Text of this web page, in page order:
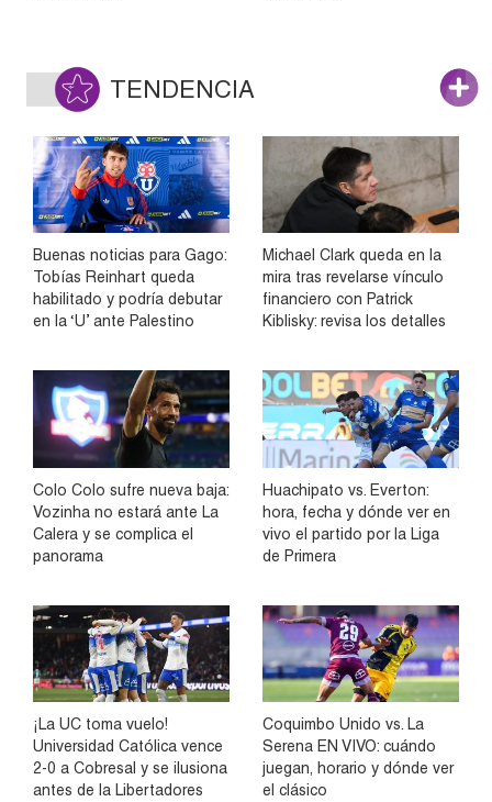
TENDENCIA
Buenas noticias para Gago:
Tobías Reinhart queda
habilitado y podría debutar
en la ‘U’ ante Palestino
Michael Clark queda en la
mira tras revelarse vínculo
financiero con Patrick
Kiblisky: revisa los detalles
Colo Colo sufre nueva baja:
Vozinha no estará ante La
Calera y se complica el
panorama
Huachipato vs. Everton:
hora, fecha y dónde ver en
vivo el partido por la Liga
de Primera
¡La UC toma vuelo!
Universidad Católica vence
2-0 a Cobresal y se ilusiona
antes de la Libertadores
Coquimbo Unido vs. La
Serena EN VIVO: cuándo
juegan, horario y dónde ver
el clásico